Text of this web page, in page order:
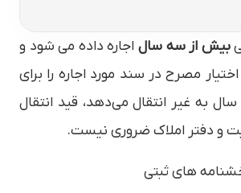
بیش از سه سال اجاره داده می شود و
مصرح در سند مورد اجاره را برای
به غیر انتقال می‌دهد، قید انتقال
و دفتر املاك ضروری نیست.